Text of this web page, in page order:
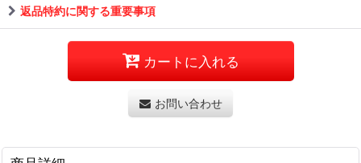
返品特約に関する重要事項
カートに入れる
お問い合わせ